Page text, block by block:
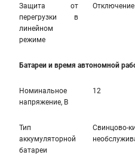
Защита от
перегрузки в
линейном
режиме
Отключение
Батареи и время автономной
Номинальное
напряжение, В
12
Тип
аккумуляторной
батареи